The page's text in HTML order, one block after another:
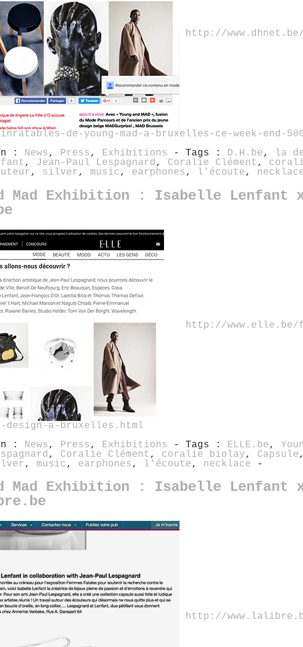
http://
de-young-mad-a-bruxelles-ce-week-end-
: News , Press , Exhibitions - Tags : D.H.be, la
, Jean-Paul Lespagnard , Coralie Clément ,
, silver , music , earphones , l'écoute,
Mad Exhibition : Isabelle Lenfant
http://www.elle.be/
design-a-bruxelles.html
:
News , Press , Exhibitions - Tags : ELLE.be,
, Coralie Clément , coralie biolay, Capsule
, music , earphones , l'écoute, necklace -
Mad Exhibition : Isabelle Lenfant x
http://